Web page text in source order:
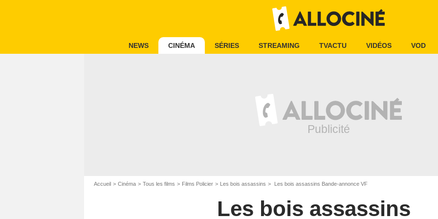
NEWS CINÉMA SÉRIES STREAMING TVACTU VIDÉOS VOD
Accueil Cinéma Tous les films Films Policier Les bois assassins Les bois assassins Bande-annonce VF
Les bois assassins